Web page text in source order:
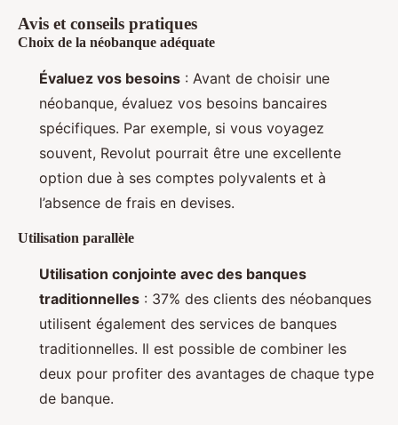
Avis et conseils pratiques
Choix de la néobanque adéquate
Évaluez vos besoins : Avant de choisir une
néobanque, évaluez vos besoins bancaires
spécifiques. Par exemple, si vous voyagez
souvent, Revolut pourrait être une excellente
option due à ses comptes polyvalents et à
l’absence de frais en devises.
Utilisation parallèle
Utilisation conjointe avec des banques
traditionnelles : 37% des clients des néobanques
utilisent également des services de banques
traditionnelles. Il est possible de combiner les
deux pour profiter des avantages de chaque type
de banque.